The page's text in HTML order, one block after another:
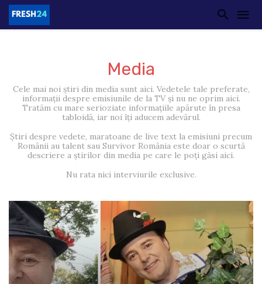
Media
Cele mai noi știri din media sunt aici. Vedetele tale preferate,
informații despre emisiunile de la TV și nu ne oprim aici.
Tratăm cu mare serioziate informațiile apărute în presa
tabloidă, iar noi îți aducem adevărul.
Știri despre vedete, maratoane de live text la emisiuni precum
Românii au talent sau Survivor România este doar o scurtă
descriere a știrilor din media pe care le poți găsi aici.
Nu rata nici interviurile exclusive.